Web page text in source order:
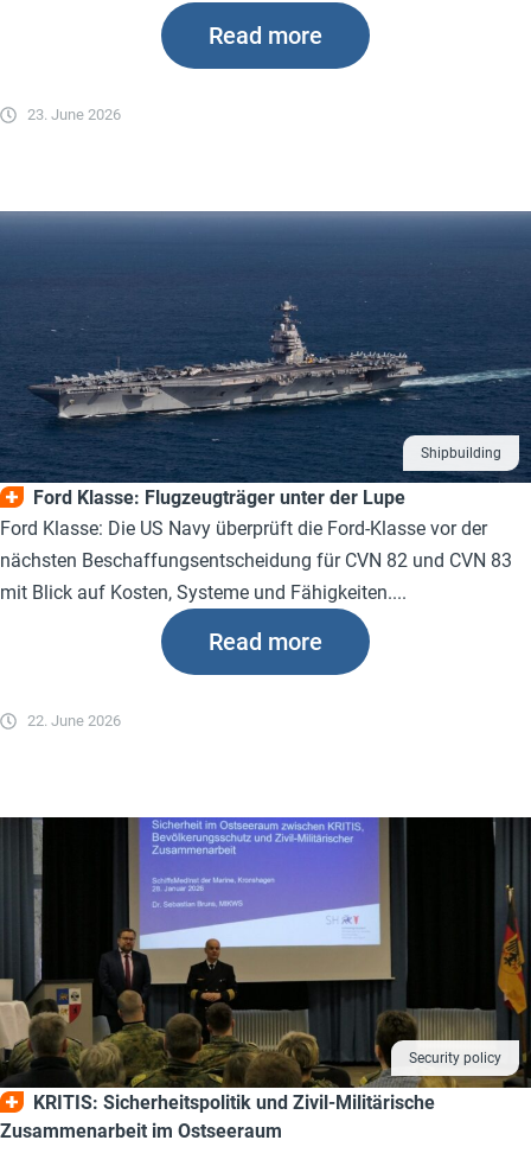
23. June 2026
Read more
Shipbuilding
Ford Klasse: Flugzeugträger unter der Lupe
Ford Klasse: Die US Navy überprüft die Ford-Klasse vor der
nächsten Beschaffungsentscheidung für CVN 82 und CVN 83
mit Blick auf Kosten, Systeme und Fähigkeiten....
22. June 2026
Read more
Security policy
KRITIS: Sicherheitspolitik und Zivil-Militärische
Zusammenarbeit im Ostseeraum